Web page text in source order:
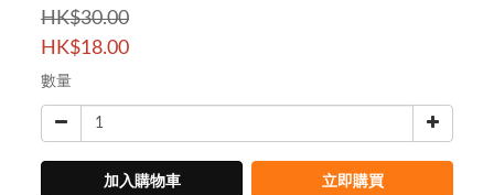
HK$30.00
HK$18.00
數量
加入購物車 立即購買